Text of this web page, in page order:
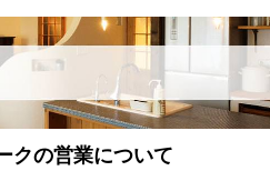
クの営業について